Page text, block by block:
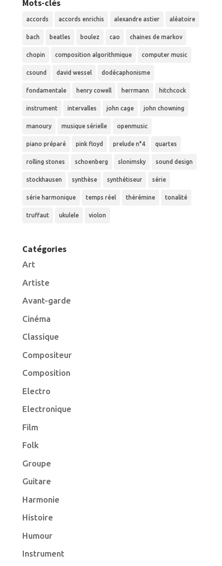
Mots-clés
accords accords enrichis alexandre astier aléatoire
bach beatles boulez cao chaines de markov
chopin composition algorithmique computer music
csound david wessel dodécaphonisme
fondamentale henry cowell herrmann hitchcock
instrument intervalles john cage john chowning
manoury musique sérielle openmusic
piano préparé pink floyd prelude n°4 quartes
rolling stones schoenberg slonimsky sound design
stockhausen synthèse synthétiseur série
série harmonique temps réel thérémine tonalité
truffaut ukulele violon
Catégories
Art
Artiste
Avant-garde
Cinéma
Classique
Compositeur
Composition
Electro
Electronique
Film
Folk
Groupe
Guitare
Harmonie
Histoire
Humour
Instrument